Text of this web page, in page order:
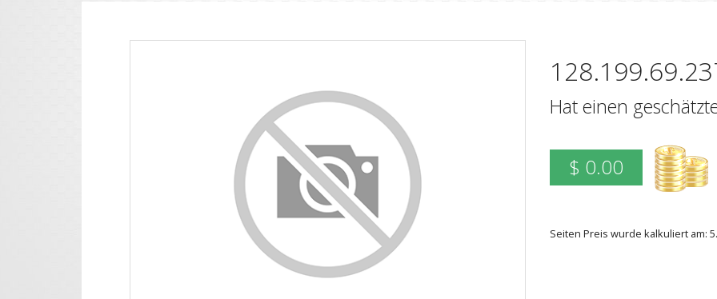
Hat einen
$ 0.00
Seiten Preis wurde kalkuliert am: